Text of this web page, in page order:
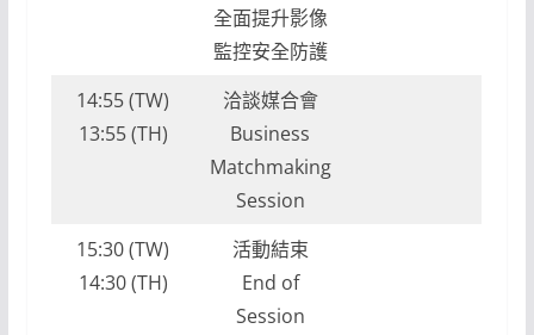
全面提升影像
監控安全防護
14:55 (TW)
13:55 (TH)
洽談媒合會
Business
Matchmaking
Session
15:30 (TW)
14:30 (TH)
活動結束
End of
Session